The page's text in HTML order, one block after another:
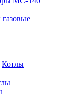
Котлы